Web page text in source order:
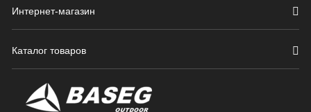
Интернет-магазин
Каталог товаров